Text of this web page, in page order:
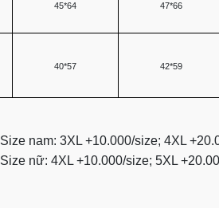
45*64
47*66
40*57 42*59
Size nam: 3XL +10.000/size; 4XL
Size nữ: 4XL +10.000/size; 5XL